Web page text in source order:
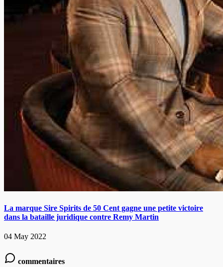
La marque Sire Spirits de 50 Cent gagne une petite victoire
dans la bataille juridique contre Remy Martin
04 May 2022
commentaires